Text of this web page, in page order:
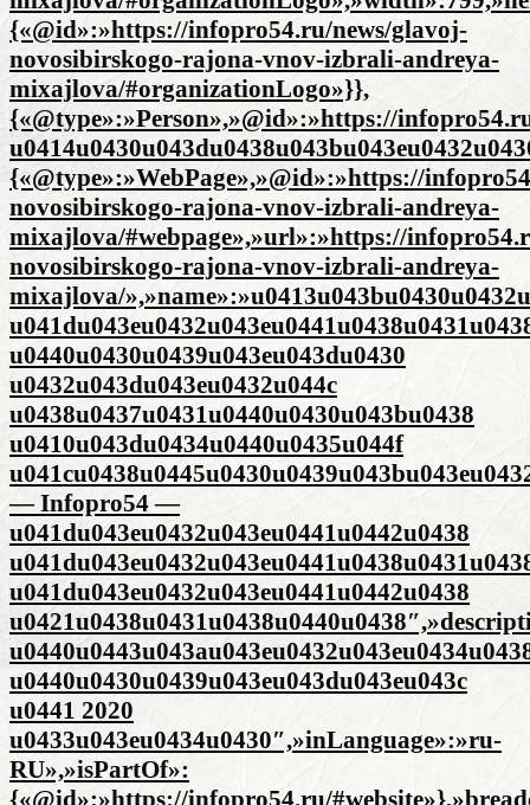
{«@id»:»https://infopro54.ru/news/glavoj-
novosibirskogo-rajona-vnov-izbrali-andreya-
mixajlova/#organizationLogo»}},
{«@type»:»Person»,»@id»:»https://
{«@type»:»WebPage»,»@id»:»https://
novosibirskogo-rajona-vnov-izbrali-andreya-
mixajlova/#webpage»,»url»:»https://
novosibirskogo-rajona-vnov-izbrali-andreya-
mixajlova/
u0440u0430u0439u043eu043du0430
u0432u043du043eu0432u044c
u0438u0437u0431u0440u0430u043bu0438
u0410u043du0434u0440u0435u044f
— Infopro54 —
u041du043eu0432u043eu0441u0442u0438
u041du043eu0432u043eu0441u0442u0438
u0440u0430u0439u043eu043du043eu043c
u0441 2020
u0433u043eu0434u0430″,»inLanguage»:»ru-
RU»,»isPartOf»:
{«@id»:»https://infopro54.ru/